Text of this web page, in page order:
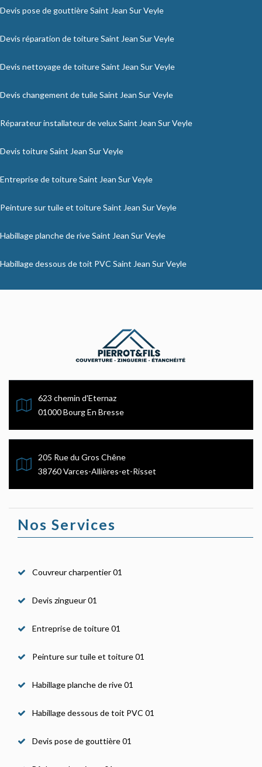
Devis pose de gouttière Saint Jean Sur Veyle
Devis réparation de toiture Saint Jean Sur Veyle
Devis nettoyage de toiture Saint Jean Sur Veyle
Devis changement de tuile Saint Jean Sur Veyle
Réparateur installateur de velux Saint Jean Sur Veyle
Devis toiture Saint Jean Sur Veyle
Entreprise de toiture Saint Jean Sur Veyle
Peinture sur tuile et toiture Saint Jean Sur Veyle
Habillage planche de rive Saint Jean Sur Veyle
Habillage dessous de toit PVC Saint Jean Sur Veyle
623 chemin d'Eternaz
01000 Bourg En Bresse
205 Rue du Gros Chêne
38760 Varces-Allières-et-Risset
Nos Services
Couvreur charpentier 01
Devis zingueur 01
Entreprise de toiture 01
Peinture sur tuile et toiture 01
Habillage planche de rive 01
Habillage dessous de toit PVC 01
Devis pose de gouttière 01